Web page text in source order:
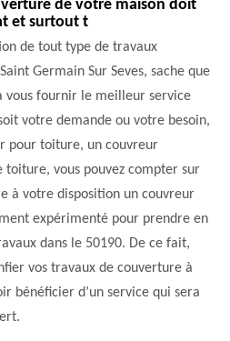
de votre maison doit
et surtout t
de tout type de travaux
Germain Sur Seves, sache que
vous fournir le meilleur service
votre demande ou votre besoin,
pour toiture, un couvreur
vous pouvez compter sur
à votre disposition un couvreur
expérimenté pour prendre en
dans le 50190. De ce fait,
vos travaux de couverture à
bénéficier d’un service qui sera